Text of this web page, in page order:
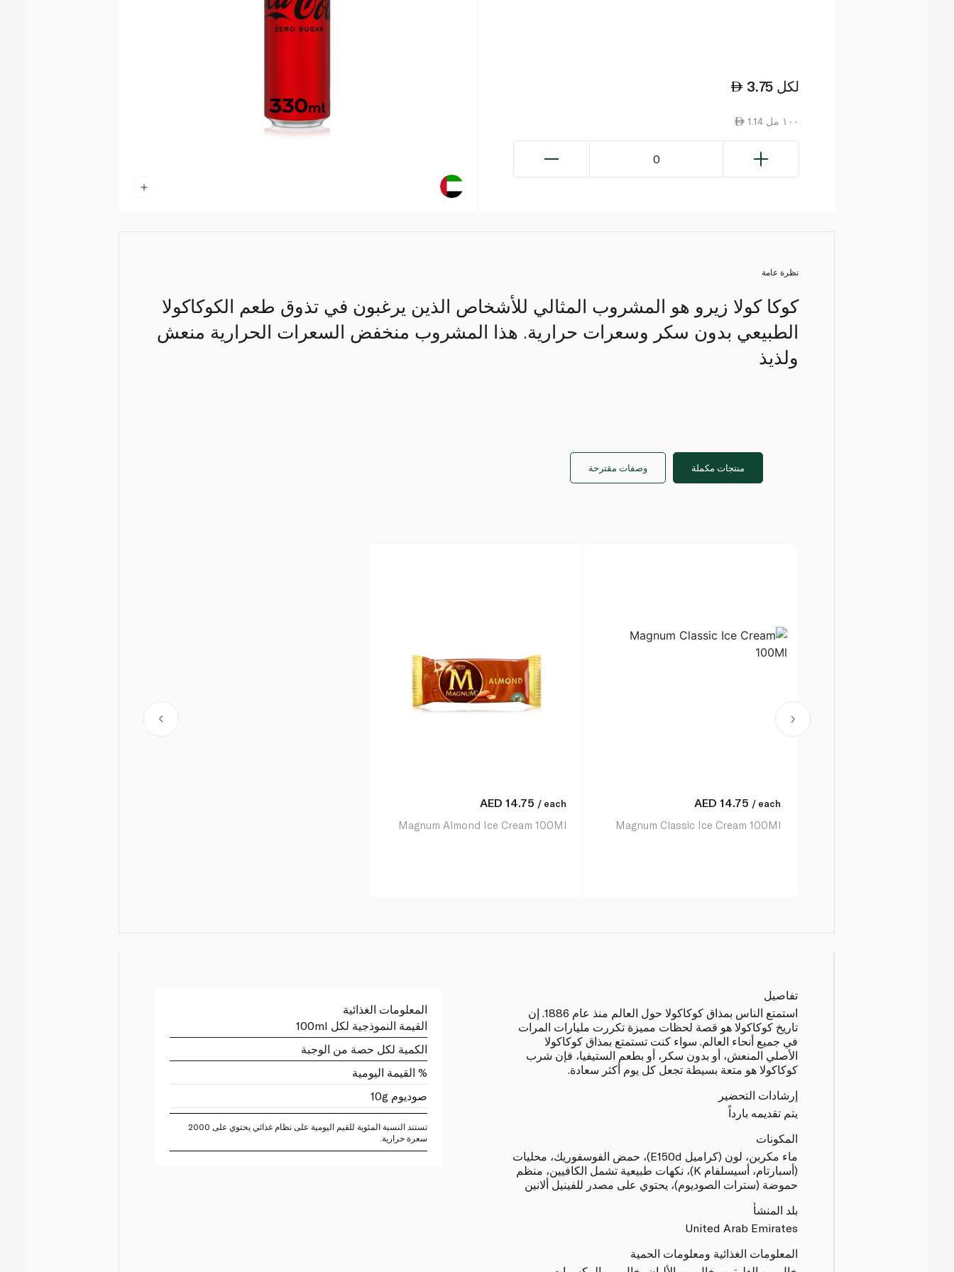
3.75 لكل
1.14 ١٠٠ مل
0
نظرة عامة
كوكا كولا زيرو هو المشروب المثالي للأشخاص الذين يرغبون في تذوق طعم الكوكاكولا
الطبيعي بدون سكر وسعرات حرارية. هذا المشروب منخفض السعرات الحرارية منعش
ولذيذ
منتجات مكملة وصفات مقترحة
AED 14.75 / each
Magnum Classic Ice Cream 100Ml
AED 14.75 / each
Magnum Almond Ice Cream 100Ml
تفاصيل
استمتع الناس بمذاق كوكاكولا حول العالم منذ عام 1886. إن
تاريخ كوكاكولا هو قصة لحظات مميزة تكررت مليارات المرات
في جميع أنحاء العالم. سواء كنت تستمتع بمذاق كوكاكولا
الأصلي المنعش، أو بدون سكر، أو بطعم الستيفيا، فإن شرب
كوكاكولا هو متعة بسيطة تجعل كل يوم أكثر سعادة.
إرشادات التحضير
يتم تقديمه بارداً
المكونات
ماء مكربن، لون (كراميل E150d)، حمض الفوسفوريك، محليات
(أسبارتام، أسيسلفام K)، نكهات طبيعية تشمل الكافيين، منظم
حموضة (سترات الصوديوم)، يحتوي على مصدر للفينيل ألانين
بلد المنشأ
United Arab Emirates
المعلومات الغذائية ومعلومات الحمية
المعلومات الغذائية
القيمة النموذجية لكل 100ml
الكمية لكل حصة من الوجبة
% القيمة اليومية
صوديوم 10g
تستند النسبة المئوية للقيم اليومية على نظام غذائي يحتوي على 2000
سعرة حرارية.